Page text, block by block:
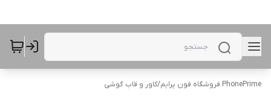
PhonePrime فروشگاه فون پرایم /کاور و قاب گوشی